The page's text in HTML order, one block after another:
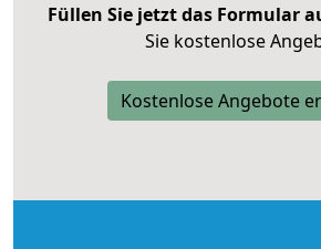
Füllen Sie jetzt das Formular
Sie kostenlose
Kostenlose Angebote